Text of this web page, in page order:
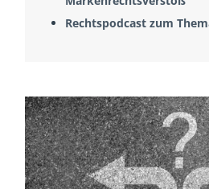
Rechtspodcast zum